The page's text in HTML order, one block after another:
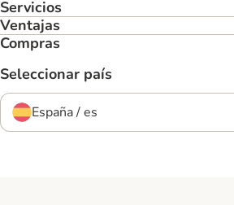
Servicios
Ventajas
Compras
Seleccionar país
España / es